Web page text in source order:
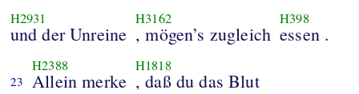
H2931
und der Unreine
H3162
, mögen’s zugleich
H398
essen .
23
H2388
Allein merke
H1818
, daß du das Blut